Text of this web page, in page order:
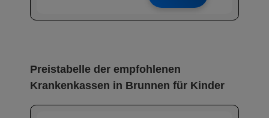
Preistabelle der empfohlenen
Krankenkassen in Brunnen für Kinder